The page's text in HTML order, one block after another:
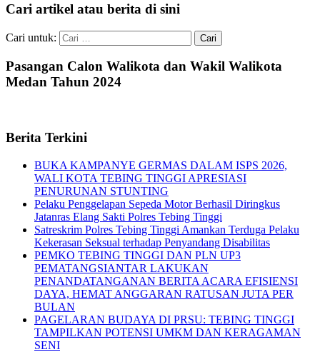
Cari artikel atau berita di sini
Cari untuk:
Pasangan Calon Walikota dan Wakil Walikota
Medan Tahun 2024
Berita Terkini
BUKA KAMPANYE GERMAS DALAM ISPS 2026,
WALI KOTA TEBING TINGGI APRESIASI
PENURUNAN STUNTING
Pelaku Penggelapan Sepeda Motor Berhasil Diringkus
Jatanras Elang Sakti Polres Tebing Tinggi
Satreskrim Polres Tebing Tinggi Amankan Terduga Pelaku
Kekerasan Seksual terhadap Penyandang Disabilitas
PEMKO TEBING TINGGI DAN PLN UP3
PEMATANGSIANTAR LAKUKAN
PENANDATANGANAN BERITA ACARA EFISIENSI
DAYA, HEMAT ANGGARAN RATUSAN JUTA PER
BULAN
PAGELARAN BUDAYA DI PRSU: TEBING TINGGI
TAMPILKAN POTENSI UMKM DAN KERAGAMAN
SENI